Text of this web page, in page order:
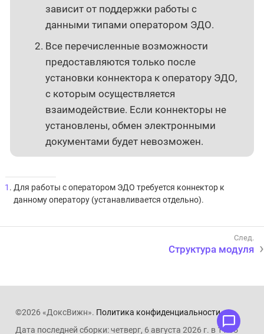
зависит от поддержки работы с
данными типами оператором ЭДО.
Все перечисленные возможности
предоставляются только после
установки коннектора к оператору ЭДО,
с которым осуществляется
взаимодействие. Если коннекторы не
установлены, обмен электронными
документами будет невозможен.
1 . Для работы с оператором ЭДО требуется коннектор к
данному оператору (устанавливается отдельно).
Структура модуля
©2026 «ДоксВижн». Политика конфиденциальности.
Дата последней сборки: четверг, 6 августа 2026 г. в 11:05